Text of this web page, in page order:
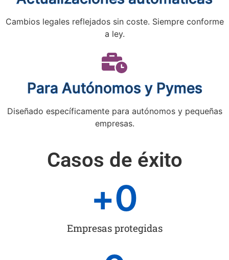
Cambios legales reflejados sin coste. Siempre conforme
a ley.
Para Autónomos y Pymes
Diseñado específicamente para autónomos y pequeñas
empresas.
Casos de éxito
Empresas protegidas
+0